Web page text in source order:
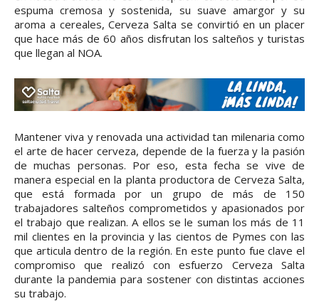
espuma cremosa y sostenida, su suave amargor y su
aroma a cereales, Cerveza Salta se convirtió en un placer
que hace más de 60 años disfrutan los salteños y turistas
que llegan al NOA.
Mantener viva y renovada una actividad tan milenaria como
el arte de hacer cerveza, depende de la fuerza y la pasión
de muchas personas. Por eso, esta fecha se vive de
manera especial en la planta productora de Cerveza Salta,
que está formada por un grupo de más de 150
trabajadores salteños comprometidos y apasionados por
el trabajo que realizan. A ellos se le suman los más de 11
mil clientes en la provincia y las cientos de Pymes con las
que articula dentro de la región. En este punto fue clave el
compromiso que realizó con esfuerzo Cerveza Salta
durante la pandemia para sostener con distintas acciones
su trabajo.